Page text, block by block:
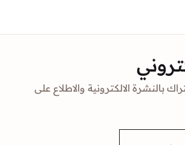
بالنشرة الالكترونية والاطلاع على